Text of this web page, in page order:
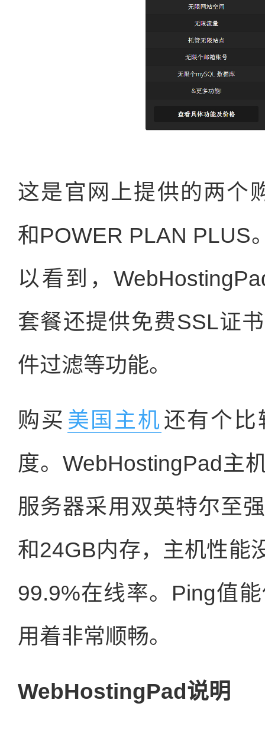
这是官网上提供的两个
和POWER PLAN PLUS
以看到，
套餐还提供免费SSL证
件过滤等功能。
购买 美国主机 还有个比
度。WebHostingPad主
服务器采用双英特尔至
和24GB内存，主机性能
99.9%在线率。Ping值
用着非常顺畅。
WebHostingPad说明